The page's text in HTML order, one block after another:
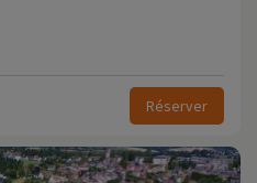
Réserver